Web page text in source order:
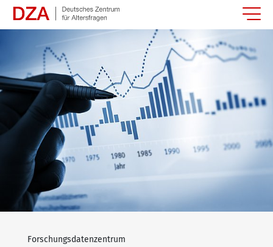
Springe zum Hauptinhalt
Forschungsdatenzentrum